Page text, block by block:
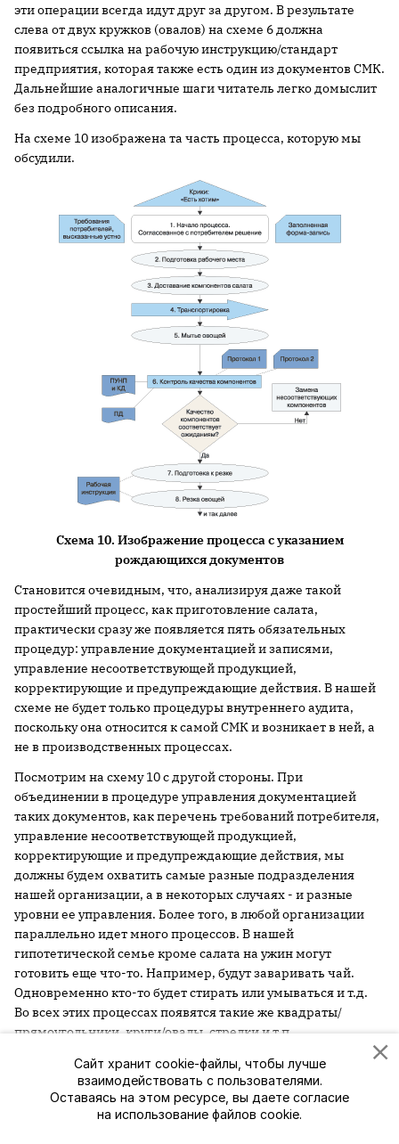
эти операции всегда идут друг за другом. В результате
слева от двух кружков (овалов) на схеме 6 должна
появиться ссылка на рабочую инструкцию/стандарт
предприятия, которая также есть один из документов СМК.
Дальнейшие аналогичные шаги читатель легко домыслит
без подробного описания.
На схеме 10 изображена та часть процесса, которую мы
обсудили.
Схема 10. Изображение процесса с указанием
рождающихся документов
Становится очевидным, что, анализируя даже такой
простейший процесс, как приготовление салата,
практически сразу же появляется пять обязательных
процедур: управление документацией и записями,
управление несоответствующей продукцией,
корректирующие и предупреждающие действия. В нашей
схеме не будет только процедуры внутреннего аудита,
поскольку она относится к самой СМК и возникает в ней, а
не в производственных процессах.
Посмотрим на схему 10 с другой стороны. При
объединении в процедуре управления документацией
таких документов, как перечень требований потребителя,
управление несоответствующей продукцией,
корректирующие и предупреждающие действия, мы
должны будем охватить самые разные подразделения
нашей организации, а в некоторых случаях - и разные
уровни ее управления. Более того, в любой организации
параллельно идет много процессов. В нашей
гипотетической семье кроме салата на ужин могут
готовить еще что-то. Например, будут заваривать чай.
Одновременно кто-то будет стирать или умываться и т.д.
Во всех этих процессах появятся такие же квадраты/
прямоугольники, круги/овалы, стрелки и т.п.
И именно СМК будет объединять одинаковые процедуры
для разных процессов в единую систему управления
организацией. Вот почему действительно работающая
СМК выполняет в любой организации роль интегратора
Сайт хранит cookie-файлы, чтобы лучше
взаимодействовать с пользователями.
Оставаясь на этом ресурсе, вы даете согласие
на использование файлов cookie.